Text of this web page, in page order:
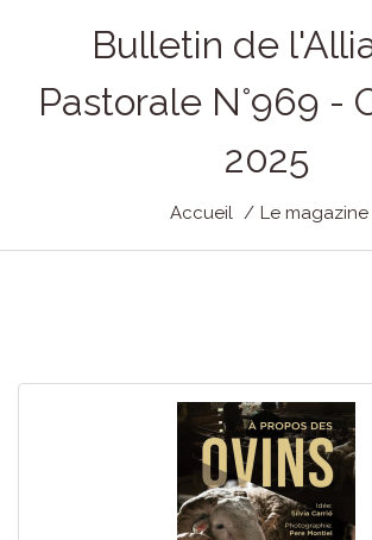
Bulletin de
Pastorale N°969 -
2025
Accueil Le magazine